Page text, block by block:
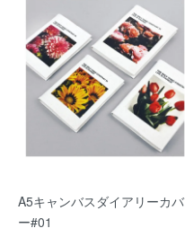
A5キャンバスダイアリーカバ
ー#01